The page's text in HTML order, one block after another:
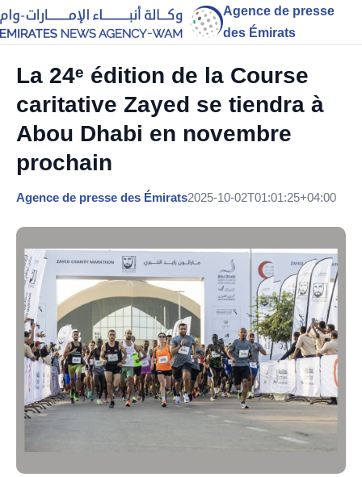
Agence de presse
des Émirats
La 24ᵉ édition de la Course
caritative Zayed se tiendra à
Abou Dhabi en novembre
prochain
Agence de presse des Émirats2025-10-02T01:01:25+04:00